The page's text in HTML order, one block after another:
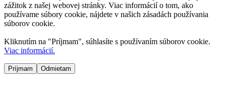
zážitok z našej webovej stránky. Viac informácií o tom, ako
používame súbory cookie, nájdete v našich zásadách používania
súborov cookie.
Kliknutím na "Príjmam", súhlasíte s používaním súborov cookie.
Viac informácií.
Príjmam Odmietam